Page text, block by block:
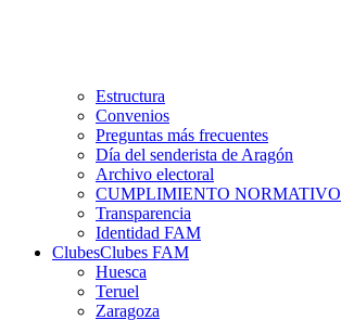
Estructura
Convenios
Preguntas más frecuentes
Día del senderista de Aragón
Archivo electoral
CUMPLIMIENTO NORMATIVO
Transparencia
Identidad FAM
ClubesClubes FAM
Huesca
Teruel
Zaragoza